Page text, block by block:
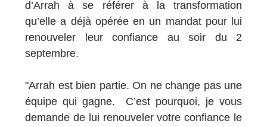
d’Arrah à se référer à la transformation
qu’elle a déjà opérée en un mandat pour lui
renouveler leur confiance au soir du 2
septembre.
"Arrah est bien partie. On ne change pas une
équipe qui gagne. C’est pourquoi, je vous
demande de lui renouveler votre confiance le